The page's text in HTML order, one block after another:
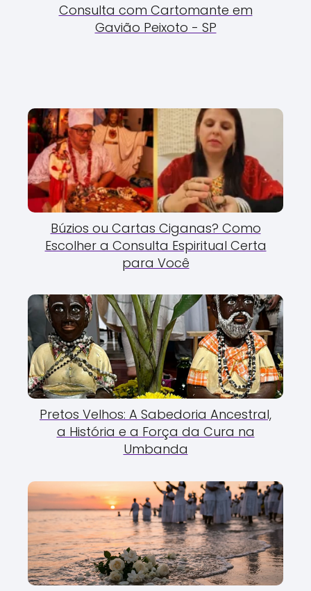
Consulta com Cartomante em
Gavião Peixoto - SP
Búzios ou Cartas Ciganas? Como
Escolher a Consulta Espiritual Certa
para Você
Pretos Velhos: A Sabedoria Ancestral,
a História e a Força da Cura na
Umbanda